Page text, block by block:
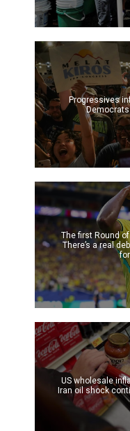
Progressives
Democrats
The first Round
There’s a real
US wholesale
Iran oil shock